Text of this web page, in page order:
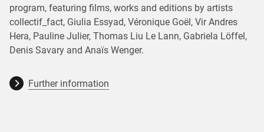
program, featuring films, works and editions by artists
collectif_fact, Giulia Essyad, Véronique Goël, Vir Andres
Hera, Pauline Julier, Thomas Liu Le Lann, Gabriela Löffel,
Denis Savary and Anaïs Wenger.
Further information